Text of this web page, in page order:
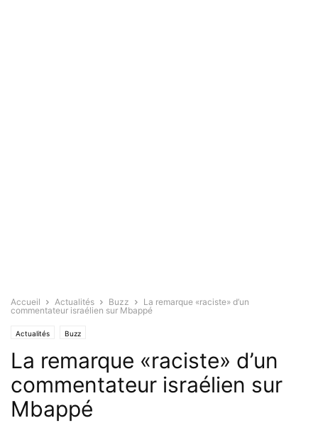
Accueil Actualités Buzz
La remarque «raciste» d’un
commentateur israélien sur Mbappé
Actualités Buzz
La remarque «raciste» d’un
commentateur israélien sur
Mbappé